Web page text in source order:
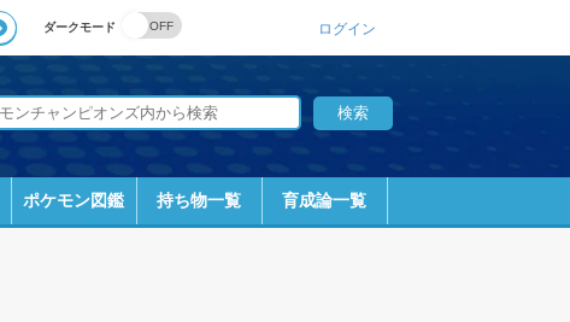
ダークモード ログイン
ポケモン図鑑 持ち物一覧 育成論一覧